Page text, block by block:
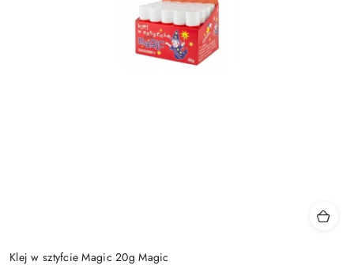
Klej w sztyfcie Magic 20g Magic